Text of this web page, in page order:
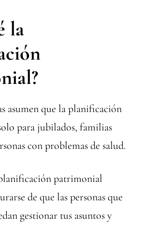
la
asumen que la planificación
para jubilados, familias
con problemas de salud.
patrimonial
de que las personas que
gestionar tus asuntos y